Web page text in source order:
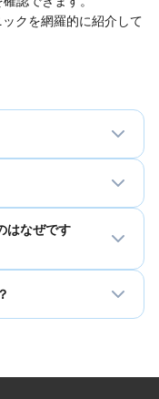
クを網羅的に紹介して
ックスに分かれてい
し、各数字が各行・
るようにします。
ており、世界中の大
のうち36〜42マス
。Evilパズルでは最
はなぜです
制約システムを作り
ア、ボックスライン
しないか、あっても